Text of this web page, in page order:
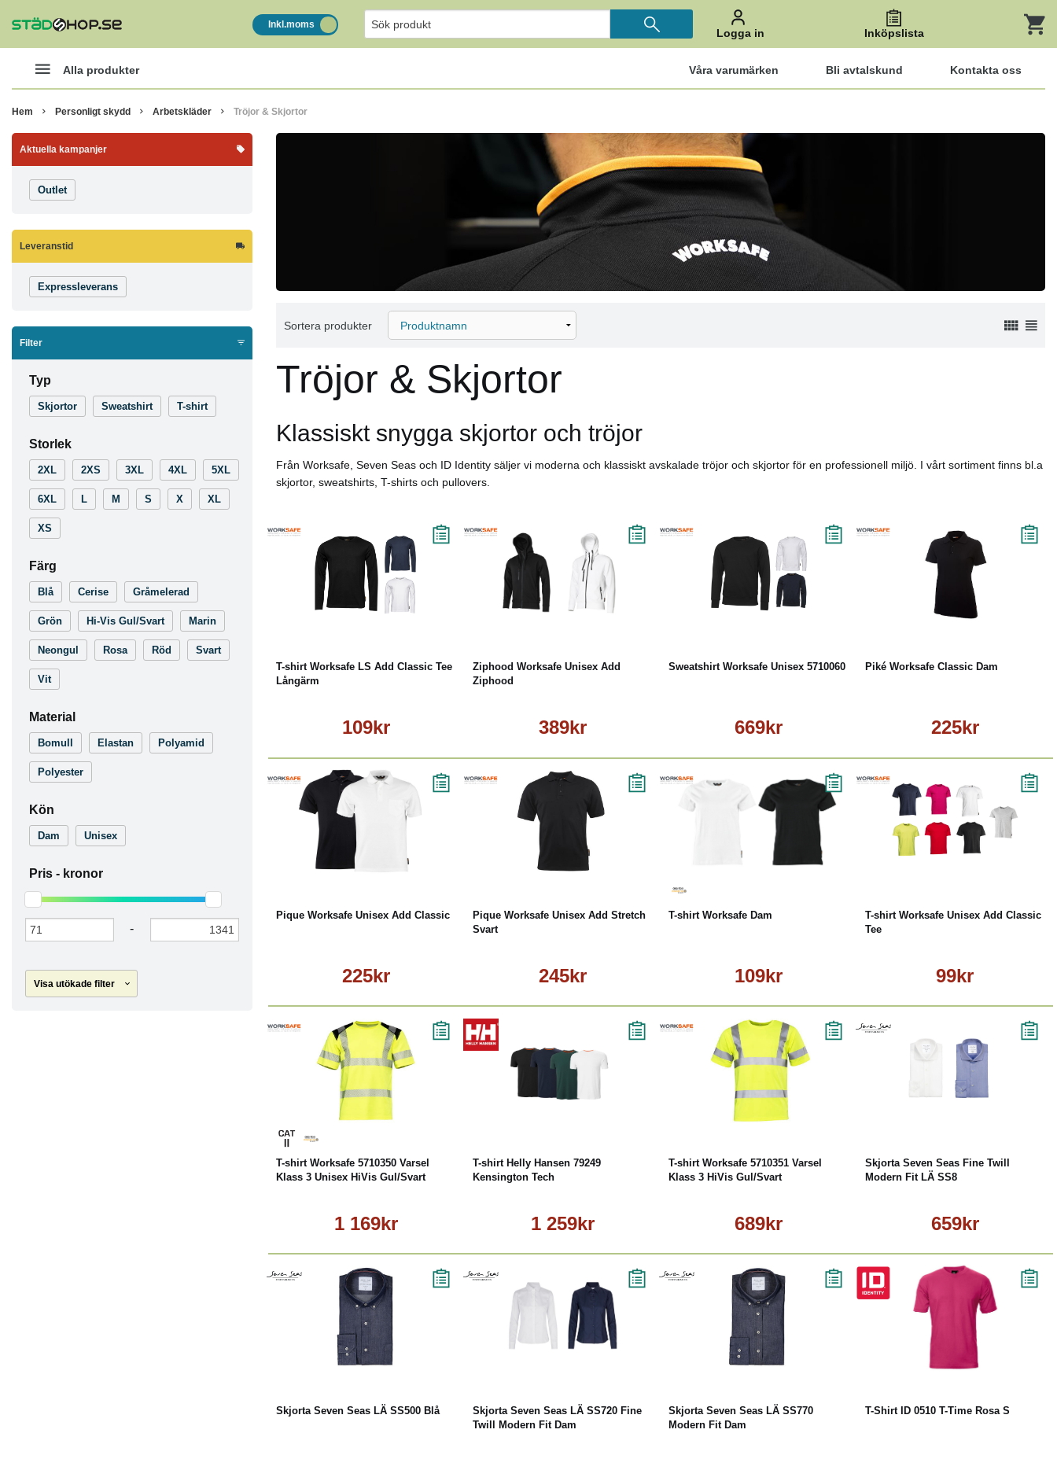
Inkl.moms
Logga in Inköpslista
Alla produkter Våra varumärken Bli avtalskund Kontakta oss
Hem Personligt skydd Arbetskläder Tröjor & Skjortor
Aktuella kampanjer
Outlet
Leveranstid
Expressleverans
Filter
Typ
Skjortor Sweatshirt T-shirt
Storlek
2XL 2XS 3XL 4XL 5XL
6XL L M S X XL
XS
Färg
Blå Cerise Gråmelerad
Grön Hi-Vis Gul/Svart Marin
Neongul Rosa Röd Svart
Vit
Material
Bomull Elastan Polyamid
Polyester
Kön
Dam Unisex
Pris - kronor
-
Visa utökade filter
Sortera produkter
Tröjor & Skjortor
Klassiskt snygga skjortor och tröjor
Från Worksafe, Seven Seas och ID Identity säljer vi moderna och klassiskt avskalade tröjor och skjortor för en professionell miljö. I vårt sortiment finns bl.a
skjortor, sweatshirts, T-shirts och pullovers.
T-shirt Worksafe LS Add Classic Tee
Långärm
109kr
Läs mer
Ziphood Worksafe Unisex Add
Ziphood
389kr
Sweatshirt Worksafe Unisex 5710060
669kr
Piké Worksafe Classic Dam
225kr
Läs mer
Pique Worksafe Unisex Add Classic
225kr
Läs mer
Pique Worksafe Unisex Add Stretch
Svart
245kr
T-shirt Worksafe Dam
109kr
Läs mer
T-shirt Worksafe Unisex Add Classic
Tee
99kr
T-shirt Worksafe 5710350 Varsel
Klass 3 Unisex HiVis Gul/Svart
1 169kr
T-shirt Helly Hansen 79249
Kensington Tech
1 259kr
T-shirt Worksafe 5710351 Varsel
Klass 3 HiVis Gul/Svart
689kr
Skjorta Seven Seas Fine Twill
Modern Fit LÄ SS8
659kr
Skjorta Seven Seas LÄ SS500 Blå
Läs mer
Skjorta Seven Seas LÄ SS720 Fine
Twill Modern Fit Dam
Skjorta Seven Seas LÄ SS770
Modern Fit Dam
Läs mer
T-Shirt ID 0510 T-Time Rosa S